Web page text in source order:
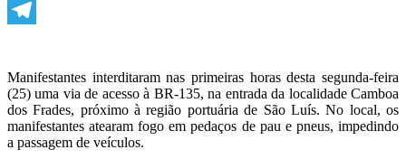
WhatsApp
Manifestantes interditaram nas primeiras horas desta segunda-feira
(25) uma via de acesso à BR-135, na entrada da localidade Camboa
dos Frades, próximo à região portuária de São Luís. No local, os
manifestantes atearam fogo em pedaços de pau e pneus, impedindo
a passagem de veículos.